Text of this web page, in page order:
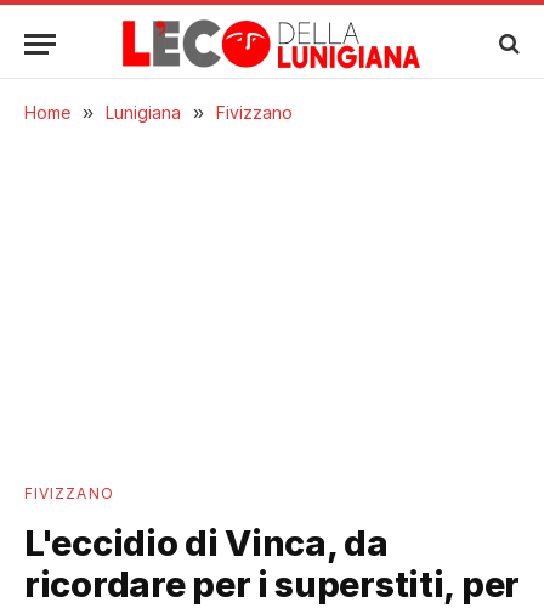
Home » Lunigiana » Fivizzano
FIVIZZANO
L'eccidio di Vinca, da
ricordare per i superstiti, per